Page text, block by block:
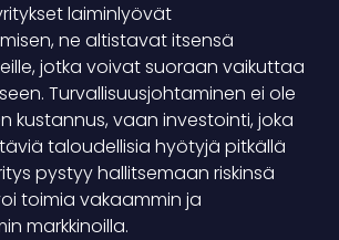
laiminlyövät
ne altistavat itsensä
jotka voivat suoraan vaikuttaa
Turvallisuusjohtaminen ei ole
kustannus, vaan investointi, joka
taloudellisia hyötyjä pitkällä
pystyy hallitsemaan riskinsä
toimia vakaammin ja
markkinoilla.